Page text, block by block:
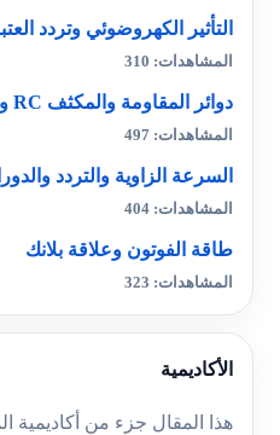
التأثير الكهروضوئي وتردد
المشاهدات: 310
دوائر المقاومة والمكثف RC وشحن وتفريغ المكثفات
المشاهدات: 497
السرعة الزاوية والتردد
المشاهدات: 404
طاقة الفوتون وعلاقة بلانك
المشاهدات: 323
الأكاديمية
هذا المقال جزء من أكاديمية